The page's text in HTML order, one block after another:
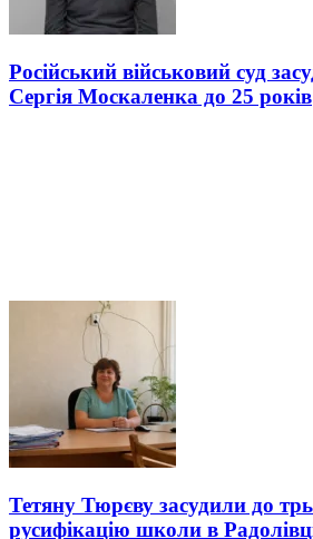
Російський військовий суд
Сергія Москаленка до 25 років
Тетяну Тюрєву засудили до
русифікацію школи в